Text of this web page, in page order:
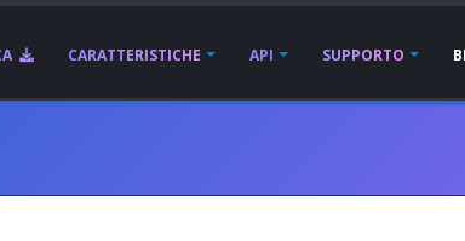
CARATTERISTICHE API SUPPORTO